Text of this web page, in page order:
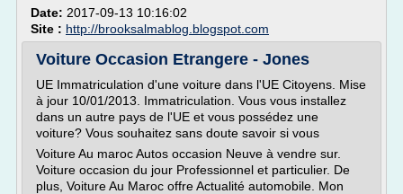
Date: 2017-09-13 10:16:02
Site : http://brooksalmablog.blogspot.com
Voiture Occasion Etrangere - Jones
UE Immatriculation d'une voiture dans l'UE Citoyens. Mise
à jour 10/01/2013. Immatriculation. Vous vous installez
dans un autre pays de l'UE et vous possédez une
voiture? Vous souhaitez sans doute savoir si vous
Voiture Au maroc Autos occasion Neuve à vendre sur.
Voiture occasion du jour Professionnel et particulier. De
plus, Voiture Au Maroc offre Actualité automobile. Mon